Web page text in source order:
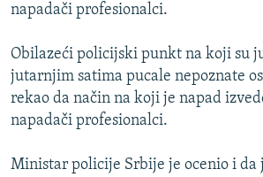
RSE PRIČE IZ SVIJETA
ISPRIČAJ MI
DNEVNO@RSE
SPECIJALI RSE
GENOCID U SREBRENICI
napadači profesionalci.
Obilazeći policijski punkt na koji su
jutarnjim satima pucale nepoznate
rekao da način na koji je napad
napadači profesionalci.
Ministar policije Srbije je ocenio i da